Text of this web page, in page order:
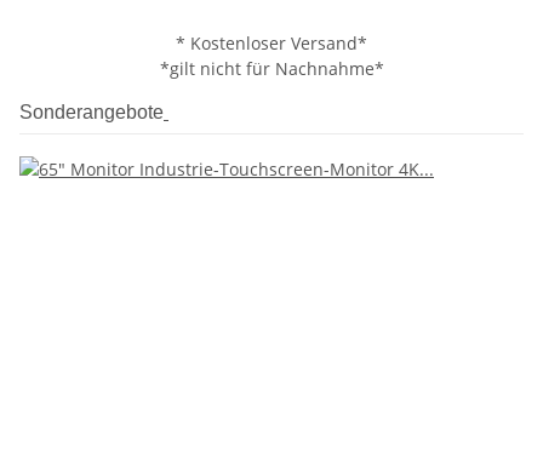
* Kostenloser Versand*
*gilt nicht für Nachnahme*
Sonderangebote